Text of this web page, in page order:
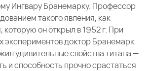
Ингвару Бранемарку. Профессор
такого явления, как
которую он открыл в 1952 г. При
экспериментов доктор Бранемарк
удивительные свойства титана —
и способность прочно срастаться